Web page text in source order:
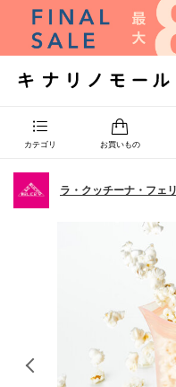
カテゴリ お買いもの
ラ・クッチーナ・フェ